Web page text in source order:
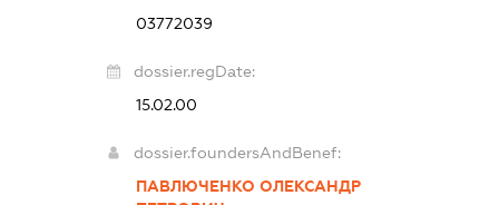
03772039
dossier.regDate:
15.02.00
dossier.foundersAndBenef:
ПАВЛЮЧЕНКО ОЛЕКСАНДР